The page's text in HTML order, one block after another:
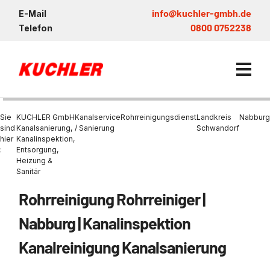
E-Mail info@kuchler-gmbh.de
Telefon 0800 0752238
Kanalservice / Sanierung
Großprofilsanierung
Schachtsanierung
GFK - Schachtliner
Entsorgung
Bohrschlamm
Entsorgung von
Chemisch physikalische
Behandlungsanlage
Abscheider
Wartung und Vollservice
Prüfung &
Sanierung von
Be- und Entkiesen von
Entleerung von
Entleerung und
Wärmepumpen Zentrum
Brückenentwässerung
Nachhaltigkeit & Umwelt
Referenzen
News & Aktuelles
Sie
sind
hier
:
KUCHLER GmbH
Kanalsanierung,
Kanalinspektion,
Entsorgung,
Heizung &
Sanitär
Kanalservice
/ Sanierung
RohrreinigungsdienstLandkreis
Schwandorf
Nabburg
Rohrreinigung Rohrreiniger |
Nabburg | Kanalinspektion
Kanalreinigung Kanalsanierung